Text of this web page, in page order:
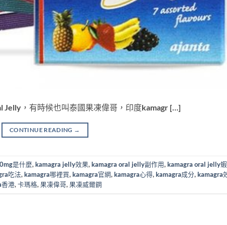
Jelly，有時候也叫泰國果凍偉哥，印度kamagr […]
CONTINUE READING →
是什麼,kamagra jelly效果,kamagra oral jelly副作用,kamagra oral jelly
吃法,kamagra哪裡買,kamagra官網,kamagra心得,kamagra成分,kamagra
香港,卡瑪格,果凍偉哥,果凍威爾鋼